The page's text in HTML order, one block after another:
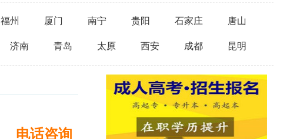
福州 厦门 南宁 贵阳 石家庄 唐山
济南 青岛 太原 西安 成都 昆明
电话咨询